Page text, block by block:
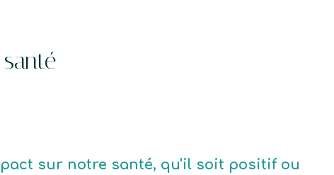
sur notre santé, qu'il soit positif ou